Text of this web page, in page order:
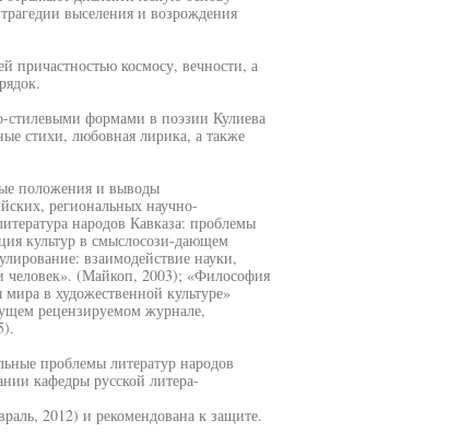
выселения и возрождения
причастностью космосу, вечности, а
стилевыми формами в поэзии Кулиева
стихи, любовная лирика, а также
положения и выводы
региональных научно-
народов Кавказа: проблемы
культур в смыслосози-дающем
взаимодействие науки,
человек». (Майкоп, 2003); «Философия
в художественной культуре»
рецензируемом журнале,
проблемы литератур народов
кафедры русской литера-
2012) и рекомендована к защите.